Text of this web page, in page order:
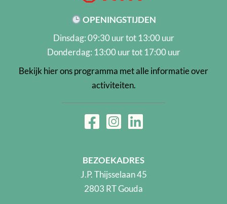
OPENINGSTIJDEN
Dinsdag: 09:30 uur tot 13:00 uur
Donderdag: 13:00 uur tot 17:00 uur
Bekijk hier ons programma met alle informatie over
activiteiten.
BEZOEKADRES
J.P. Thijsselaan 45
2803 RT Gouda